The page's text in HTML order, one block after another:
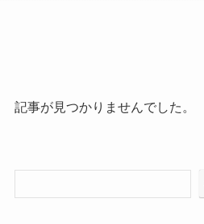
記事が見つかりませんでした。